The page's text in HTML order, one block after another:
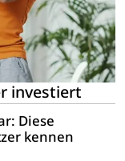
investiert
Diese
kennen